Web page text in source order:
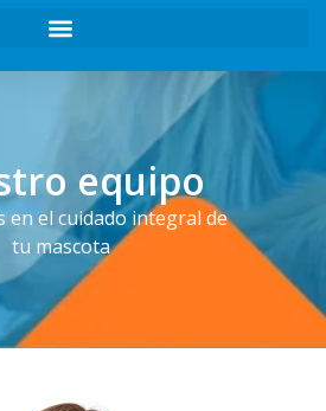
equipo
en el cuidado integral de
tu mascota